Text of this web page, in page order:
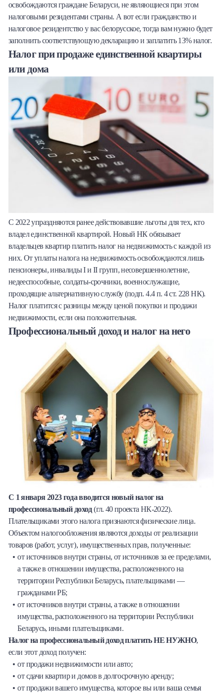
освобождаются граждане Беларуси, не являющиеся при этом
налоговыми резидентами страны. А вот если гражданство и
налоговое резидентство у вас белорусское, тогда вам нужно будет
заполнить соответствующую декларацию и заплатить 13% налог.
Налог при продаже единственной квартиры
или дома
С 2022 упраздняются ранее действовавшие льготы для тех, кто
владел единственной квартирой. Новый НК обязывает
владельцев квартир платить налог на недвижимость с каждой из
них. От уплаты налога на недвижимость освобождаются лишь
пенсионеры, инвалиды I и II групп, несовершеннолетние,
недееспособные, солдаты-срочники, военнослужащие,
проходящие альтернативную службу (подп. 4.4 п. 4 ст. 228 НК).
Налог платится с разницы между ценой покупки и продажи
недвижимости, если она положительная.
Профессиональный доход и налог на него
С 1 января 2023 года вводится новый налог на
профессиональный доход(гл. 40 проекта НК-2022).
Плательщиками этого налога признаются физические лица.
Объектом налогообложения являются доходы от реализации
товаров (работ, услуг), имущественных прав, полученные:
от источников внутри страны, от источников за ее пределами,
а также в отношении имущества, расположенного на
территории Республики Беларусь, плательщиками —
гражданами РБ;
от источников внутри страны, а также в отношении
имущества, расположенного на территории Республики
Беларусь, иными плательщиками.
Налог на профессиональный доход платить НЕ НУЖНО,
если этот доход получен:
от продажи недвижимости или авто;
от сдачи квартир и домов в долгосрочную аренду;
от продажи вашего имущества, которое вы или ваша семья